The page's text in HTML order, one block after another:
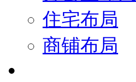
住宅布局
商铺布局